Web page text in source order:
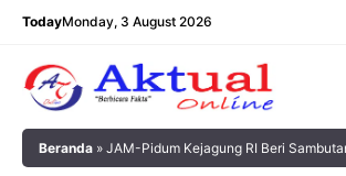
Langsung
TodayMonday, 3 August 2026
Beranda » JAM-Pidum Kejagung RI Beri